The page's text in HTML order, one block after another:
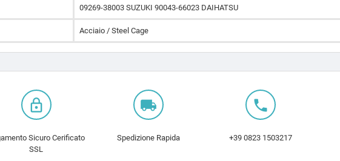
09269-38003 SUZUKI 90043-66023 DAIHATSU
Acciaio / Steel Cage
lock_outline
Sicuro Cerificato
SSL
local_shipping
Spedizione Rapida
local_phone
+39 0823 1503217